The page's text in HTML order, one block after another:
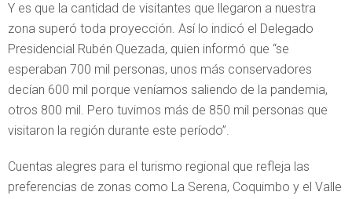
Y es que la cantidad de visitantes que llegaron a nuestra
zona superó toda proyección. Así lo indicó el Delegado
Presidencial Rubén Quezada, quien informó que “se
esperaban 700 mil personas, unos más conservadores
decían 600 mil porque veníamos saliendo de la pandemia,
otros 800 mil. Pero tuvimos más de 850 mil personas que
visitaron la región durante este período”.
Cuentas alegres para el turismo regional que refleja las
preferencias de zonas como La Serena, Coquimbo y el Valle